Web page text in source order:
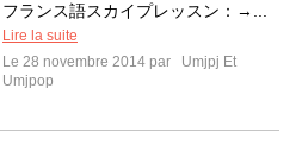
フランス語スカイプレッスン：→...
Lire la suite
Le 28 novembre 2014 par
Umjpj Et
Umjpop